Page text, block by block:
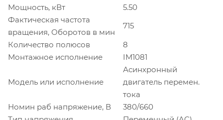
Мощность, кВт
5.50
Фактическая частота
вращения, Оборотов в мин
715
Количество полюсов
8
Монтажное исполнение
IM1081
Модель или исполнение
Асинхронный
двигатель перемен.
тока
Номин раб напряжение, В
380/660